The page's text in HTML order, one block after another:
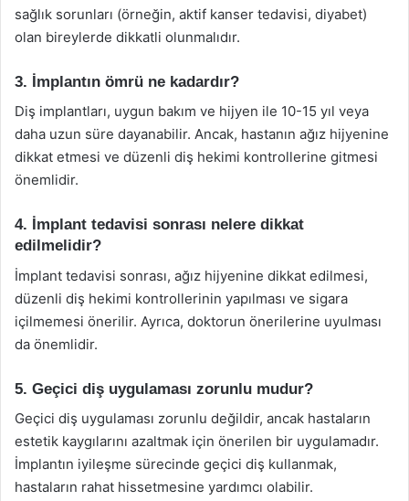
sağlık sorunları (örneğin, aktif kanser tedavisi, diyabet)
olan bireylerde dikkatli olunmalıdır.
3. İmplantın ömrü ne kadardır?
Diş implantları, uygun bakım ve hijyen ile 10-15 yıl veya
daha uzun süre dayanabilir. Ancak, hastanın ağız hijyenine
dikkat etmesi ve düzenli diş hekimi kontrollerine gitmesi
önemlidir.
4. İmplant tedavisi sonrası nelere dikkat
edilmelidir?
İmplant tedavisi sonrası, ağız hijyenine dikkat edilmesi,
düzenli diş hekimi kontrollerinin yapılması ve sigara
içilmemesi önerilir. Ayrıca, doktorun önerilerine uyulması
da önemlidir.
5. Geçici diş uygulaması zorunlu mudur?
Geçici diş uygulaması zorunlu değildir, ancak hastaların
estetik kaygılarını azaltmak için önerilen bir uygulamadır.
İmplantın iyileşme sürecinde geçici diş kullanmak,
hastaların rahat hissetmesine yardımcı olabilir.